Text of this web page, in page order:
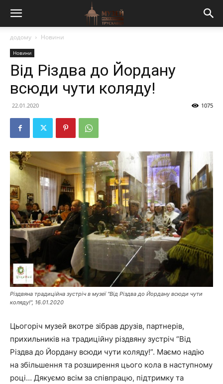
додому Новини
Новини
Від Різдва до Йордану
всюди чути коляду!
22.01.2020 1075
Різдвяна традиційна зустріч в музеї "Від Різдва до Йордану всюди чути
коляду!", 16.01.2020
Цьогоріч музей вкотре зібрав друзів, партнерів,
прихильників на традиційну різдвяну зустріч “Від
Різдва до Йордану всюди чути коляду!”. Маємо надію
на збільшення та розширення цього кола в наступному
році… Дякуємо всім за співпрацю, підтримку та